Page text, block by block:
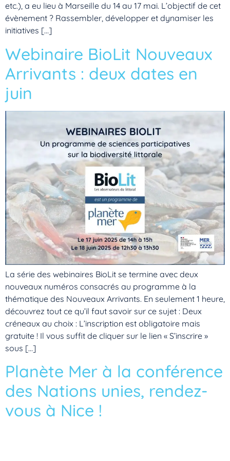
etc.), a eu lieu à Marseille du 14 au 17 mai. L’objectif de cet
évènement ? Rassembler, développer et dynamiser les
initiatives […]
Webinaire BioLit Nouveaux
Arrivants : deux dates en
juin
La série des webinaires BioLit se termine avec deux
nouveaux numéros consacrés au programme à la
thématique des Nouveaux Arrivants. En seulement 1 heure,
découvrez tout ce qu’il faut savoir sur ce sujet : Deux
créneaux au choix : L’inscription est obligatoire mais
gratuite ! Il vous suffit de cliquer sur le lien « S’inscrire »
sous […]
Planète Mer à la conférence
des Nations unies, rendez-
vous à Nice !